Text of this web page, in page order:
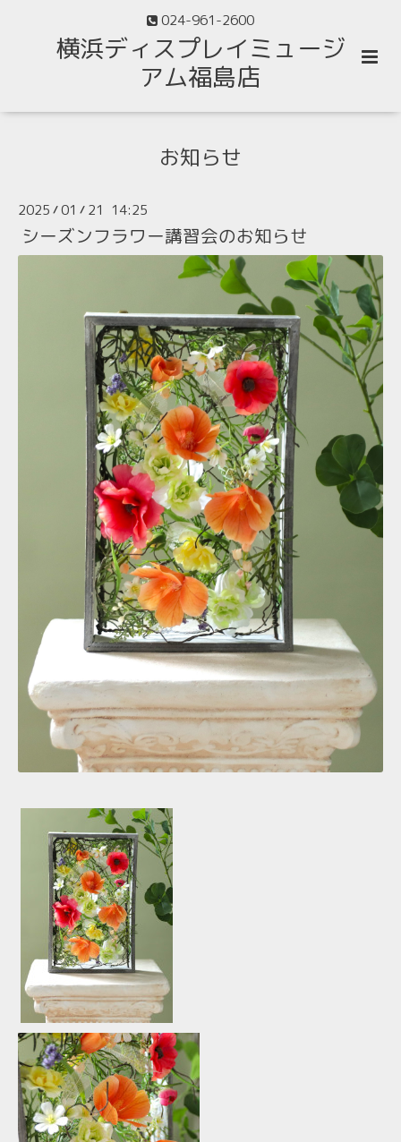
024-961-2600
横浜ディスプレイミュージ
アム福島店
お知らせ
2025 /01 / 21 14:25
シーズンフラワー講習会のお知らせ